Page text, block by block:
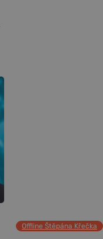
Offline Štěpána Křečka